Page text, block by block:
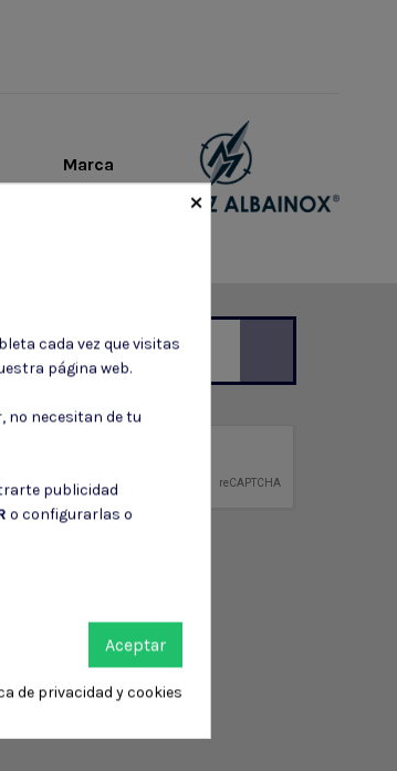
Marca
×
cada vez que visitas
página web.
no necesitan de tu
publicidad
o configurarlas o
Aceptar
de privacidad y cookies